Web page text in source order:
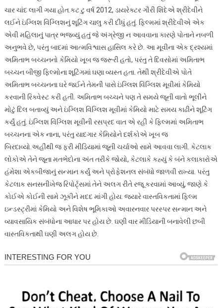
ચાર ચાંદ લાગી ગયા હોત.કટ ટુ વર્ષ 2012, ડાયરેક્ટર ગૌરી શિંદેએ શ્રીદેવીને
લઈને ઇંગ્લિશ વિંગ્લિશનું શૂટિંગ ચાલુ કરી દીધું હતું. ફિલ્મમાં શ્રીદેવીએ એક
એવી મહિલાનું પાત્ર ભજવ્યું હતું જે અંગ્રેજી ન આવવાના કારણે પોતાને નબળી
અનુભવે છે, પરંતુ બાદમાં આત્મવિશ્વાસ હાસિલ કરે છે. આ મૂવીના એક દ્રશ્યમાં
અમિતાભ બચ્ચનનો કેમિયો ખૂબ જ જરૂરી હતો, પરંતુ તે દિવસોમાં અમિતાભ
બચ્ચન બીજી ફિલ્મોના શૂટિંગમાં ઘણા વ્યસ્ત હતા. તેથી શ્રીદેવીએ પોતે
અમિતાભ બચ્ચનના ઘરે જઈને તેમની પાસે ઇંગ્લિશ વિંગ્લિશ મૂવીમાં કેમિયો
કરવાની રિક્વેસ્ટ કરી હતી. અમિતાભ બચ્ચને પણ તે સમયે જૂની વાતો ભૂલીને
મોટું દિલ બતાવ્યું અને ઇંગ્લિશ વિંગ્લિશ મૂવીમાં કેમિયો માટે સમય કાઢીને શૂટિંગ
કર્યું હતું. ઇંગ્લિશ વિંગ્લિશ મૂવીની રસપ્રદ વાત એ રહી કે ફિલ્મમાં અમિતાભ
બચ્ચનના એક નાના, પરંતુ યાદગાર કેમિયોને દર્શકોએ ખૂબ જ
બિરદાવ્યો.અહીંથી જ ફરી મીડિયામાં જૂની ચર્ચાઓ સામે આવવા લાગી. કેટલાક
લોકોએ તેને જૂના મતભેદોના અંત તરીકે જોયો, કેટલાકે કહ્યું કે બંને કલાકારોએ
હંમેશા એકબીજાનું સન્માન કર્યું અને પ્રોફેશનલ સંબંધો જાળવી રાખ્યા. પરંતુ
કેટલાક સનસનીખેજ રિપોર્ટ્સમાં તેને અલગ રીતે રજૂ કરવામાં આવ્યું, જાણે કે
કોઈએ કોઈની સામે ઝૂકીને મદદ માંગી હોય. જ્યારે વાસ્તવિકતામાં ફિલ્મ
ઇન્ડસ્ટ્રીમાં કેમિયો અને વિશેષ ભૂમિકાઓ અવારનવાર પરસ્પર સન્માન અને
વ્યાવસાયિક સંબંધોના આધાર પર હોય છે. ઘણી વાર મીડિયાની બનાવેલી છબી
વાસ્તવિકતાથી ઘણી અલગ હોય છે.